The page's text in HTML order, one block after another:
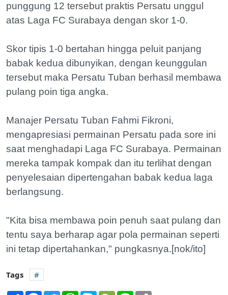
punggung 12 tersebut praktis Persatu unggul
atas Laga FC Surabaya dengan skor 1-0.
Skor tipis 1-0 bertahan hingga peluit panjang
babak kedua dibunyikan, dengan keunggulan
tersebut maka Persatu Tuban berhasil membawa
pulang poin tiga angka.
Manajer Persatu Tuban Fahmi Fikroni,
mengapresiasi permainan Persatu pada sore ini
saat menghadapi Laga FC Surabaya. Permainan
mereka tampak kompak dan itu terlihat dengan
penyelesaian dipertengahan babak kedua laga
berlangsung.
"Kita bisa membawa poin penuh saat pulang dan
tentu saya berharap agar pola permainan seperti
ini tetap dipertahankan," pungkasnya.[nok/ito]
Tags